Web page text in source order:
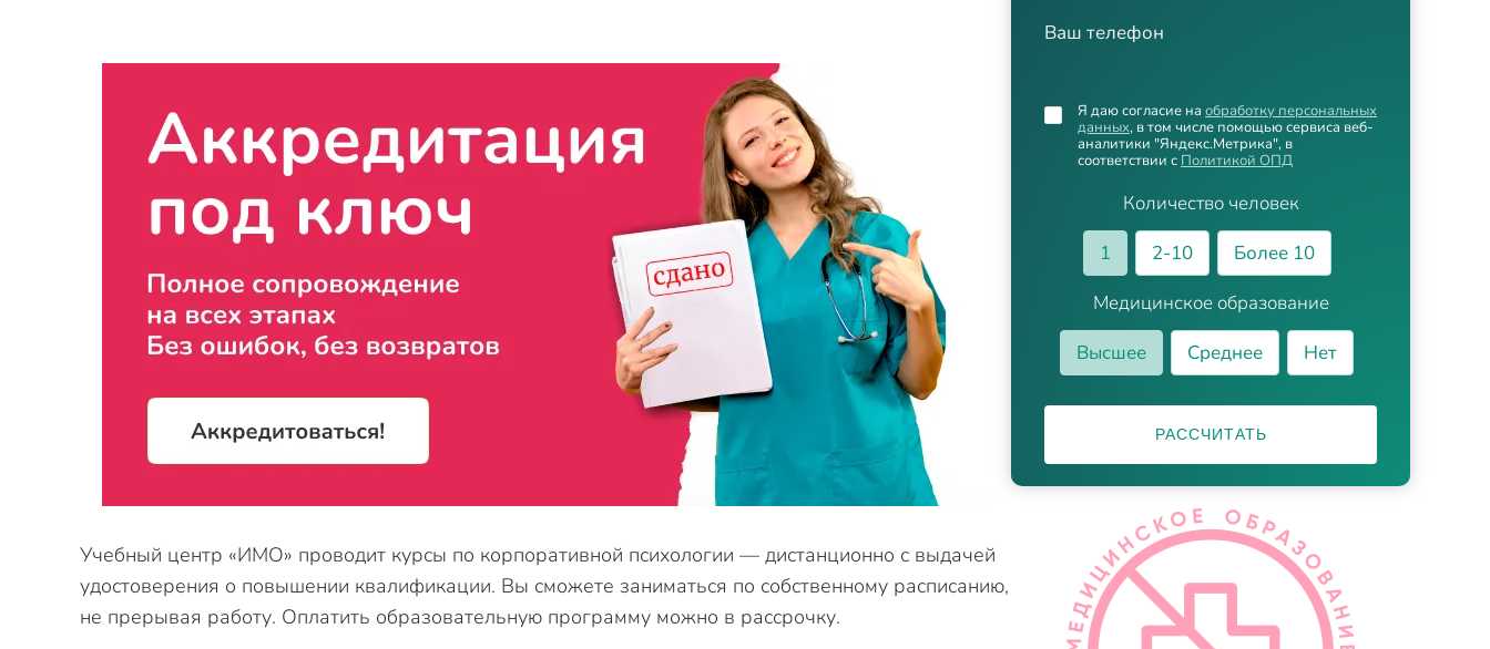
Ваш телефон
Количество человек
1
2-10
Более 10
Медицинское образование
Высшее
Среднее Нет
Я даю согласие на обработку персональных
данных, в том числе помощью сервиса веб-
аналитики "Яндекс.Метрика", в
соответствии с Политикой ОПД
РАССЧИТАТЬ
Учебный центр «ИМО» проводит курсы по корпоративной психологии — дистанционно с выдачей
удостоверения о повышении квалификации. Вы сможете заниматься по собственному расписанию,
не прерывая работу. Оплатить образовательную программу можно в рассрочку.